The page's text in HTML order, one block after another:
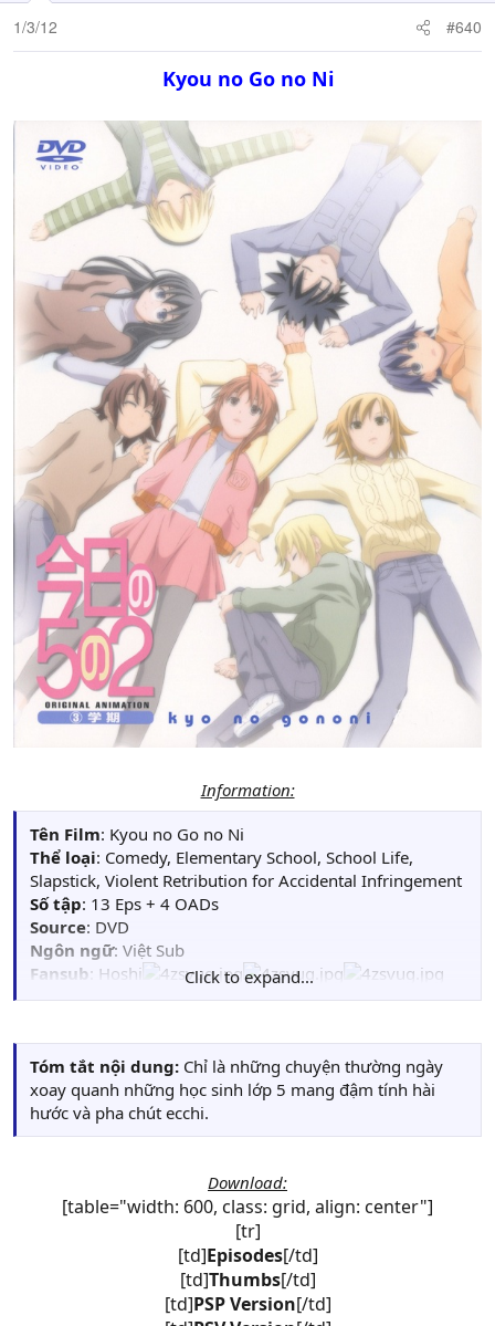
1/3/12 #640
Kyou no Go no Ni
Information:
Tên Film: Kyou no Go no Ni
Thể loại: Comedy, Elementary School, School Life,
Slapstick, Violent Retribution for Accidental Infringement
Số tập: 13 Eps + 4 OADs
Source: DVD
Ngôn ngữ: Việt Sub
Fansub: Hoshi Click to expand...
Tóm tắt nội dung: Chỉ là những chuyện thường ngày
xoay quanh những học sinh lớp 5 mang đậm tính hài
hước và pha chút ecchi.
Download:
[table="width: 600, class: grid, align: center"]
[tr]
[td]Episodes[/td]
[td]Thumbs[/td]
[td]PSP Version[/td]